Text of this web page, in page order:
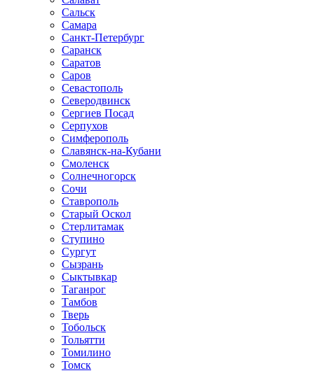
Сальск
Самара
Санкт-Петербург
Саранск
Саратов
Саров
Севастополь
Северодвинск
Сергиев Посад
Серпухов
Симферополь
Славянск-на-Кубани
Смоленск
Солнечногорск
Сочи
Ставрополь
Старый Оскол
Стерлитамак
Ступино
Сургут
Сызрань
Сыктывкар
Таганрог
Тамбов
Тверь
Тобольск
Тольятти
Томилино
Томск